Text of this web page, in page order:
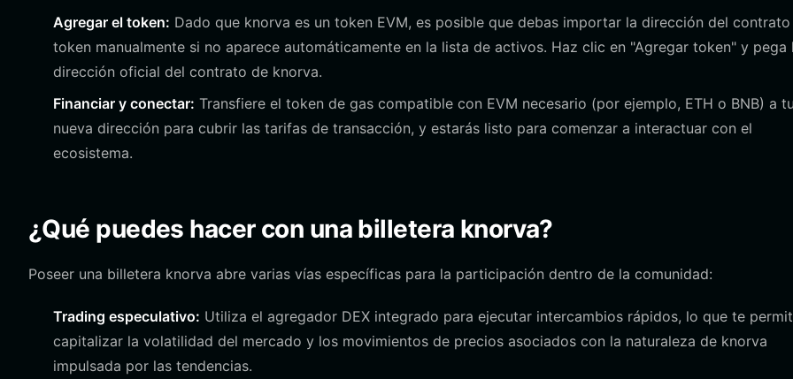
Agregar el token: Dado que knorva es un token EVM, es posible que debas importar la dirección del contrato
token manualmente si no aparece automáticamente en la lista de activos. Haz clic en "Agregar token" y pega
dirección oficial del contrato de knorva.
Financiar y conectar: Transfiere el token de gas compatible con EVM necesario (por ejemplo, ETH o BNB) a tu
nueva dirección para cubrir las tarifas de transacción, y estarás listo para comenzar a interactuar con el
ecosistema.
¿Qué puedes hacer con una billetera knorva?
Poseer una billetera knorva abre varias vías específicas para la participación dentro de la comunidad:
Trading especulativo: Utiliza el agregador DEX integrado para ejecutar intercambios rápidos, lo que te
capitalizar la volatilidad del mercado y los movimientos de precios asociados con la naturaleza de knorva
impulsada por las tendencias.